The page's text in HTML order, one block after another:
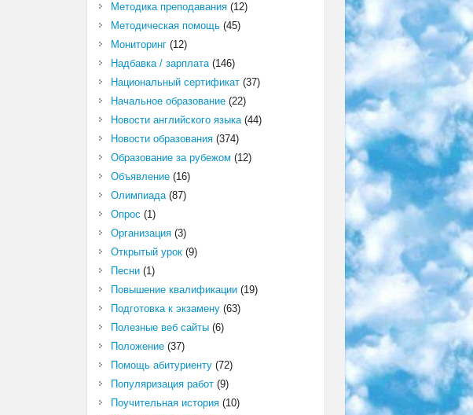
Методика преподавания(12)
Методическая помощь(45)
Мониторинг(12)
Надбавка / зарплата(146)
Национальный сертификат(37)
Начальное образование(22)
Новости английского языка(44)
Новости образования(374)
Образование за рубежом (12)
Объявление(16)
Олимпиада(87)
Опрос (1)
Организация(3)
Открытый урок(9)
Песни(1)
Повышение квалификации(19)
Подготовка к экзамену(63)
Полезные веб сайты(6)
Положение(37)
Помощь абитуриенту(72)
Популяризация работ(9)
Поучительная история(10)